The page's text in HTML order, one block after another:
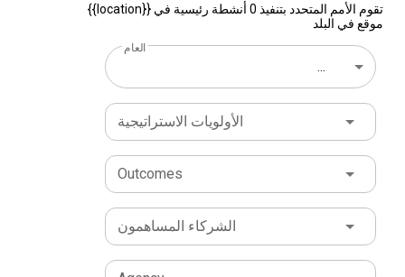
تقوم الأمم المتحدد بتنفيذ 0 أنشطة رئيسية في {{location}}
موقع في البلد
العام
...
الأولويات الاستراتيجية
Outcomes
الشركاء المساهمون